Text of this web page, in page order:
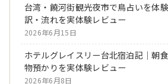
台湾・饒河街観光夜市で鳥占いを体
訳・流れを実体験レビュー
2026年6月15日
ホテルグレイスリー台北宿泊記｜朝
物預かりを実体験レビュー
2026年6月8日